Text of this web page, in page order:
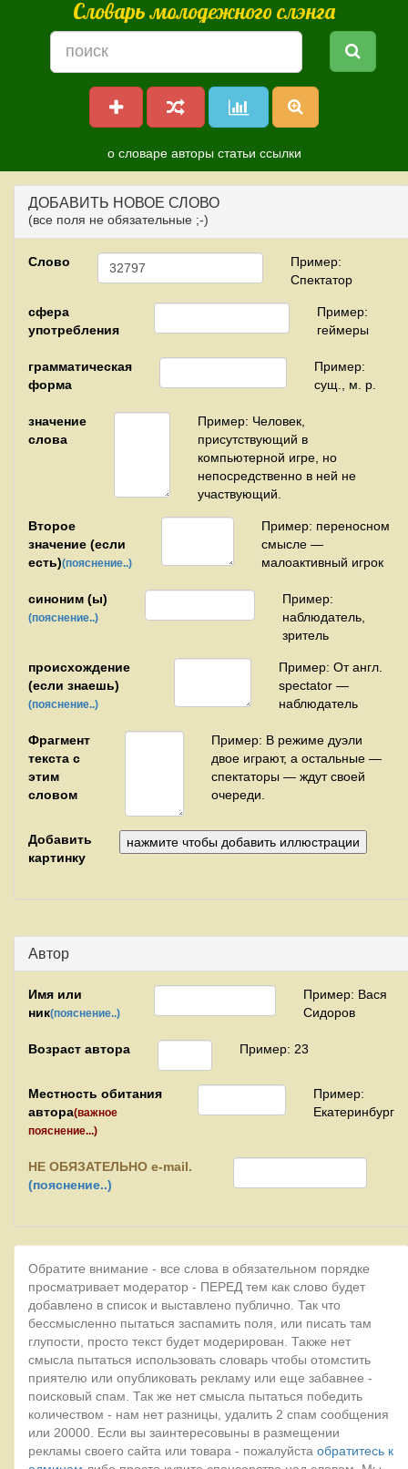
Словарь молодежного слэнга
о словаре авторы статьи ссылки
ДОБАВИТЬ НОВОЕ СЛОВО
(все поля не обязательные ;-)
Слово
Пример:
Спектатор
сфера
употребления
Пример:
геймеры
грамматическая
форма
Пример:
сущ., м. р.
значение
слова
Пример: Человек,
присутствующий в
компьютерной игре, но
непосредственно в ней не
участвующий.
Второе
значение (если
есть)(пояснение..)
Пример: переносном
смысле —
малоактивный игрок
синоним (ы)
(пояснение..)
Пример:
наблюдатель,
зритель
происхождение
(если знаешь)
(пояснение..)
Пример: От англ.
spectator —
наблюдатель
Фрагмент
текста с
этим
словом
Пример: В режиме дуэли
двое играют, а остальные —
спектаторы — ждут своей
очереди.
Добавить
картинку
Автор
Имя или
ник(пояснение..)
Пример: Вася
Сидоров
Возраст автора Пример: 23
Местность обитания
автора(важное
пояснение...)
Пример:
Екатеринбург
НЕ ОБЯЗАТЕЛЬНО e-mail.
(пояснение..)
Обратите внимание - все слова в обязательном порядке
просматривает модератор - ПЕРЕД тем как слово будет
добавлено в список и выставлено публично. Так что
бессмысленно пытаться заспамить поля, или писать там
глупости, просто текст будет модерирован. Также нет
смысла пытаться использовать словарь чтобы отомстить
приятелю или опубликовать рекламу или еще забавнее -
поисковый спам. Так же нет смысла пытаться победить
количеством - нам нет разницы, удалить 2 спам сообщения
или 20000. Если вы заинтересовыны в размещении
рекламы своего сайта или товара - пожалуйста обратитесь к